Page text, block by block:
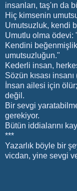
insanları, taş'ın da
Hiç kimsenin
Umutsuzluk, kendi
Umutlu olma ödevi:
Kendini
umutsuzluğun."
Kederli insan,
Sözün kısası
İnsan ailesi için
değil.
Bir sevgi
gerekiyor.
Bütün iddialarını
***
Yazarlık böyle bir
vicdan, yine sevgi